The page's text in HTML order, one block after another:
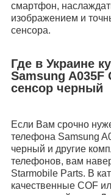
смартфон,
изображением и
сенсора.
Где в Украине
Samsung A035F
сенсор черный
Если Вам срочно
телефона Samsung
черный и другие
телефонов, вам
Starmobile Parts. В
качественные COF